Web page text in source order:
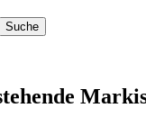
Suche